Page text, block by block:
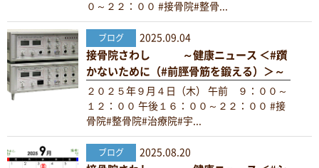
０～２２：００ #接骨院#整骨...
ブログ 2025.09.04
接骨院さわし ～健康ニュース ＜#躓
かないために（#前脛骨筋を鍛える）＞～
２０２５年９月４日（木） 午前 ９：００～
１２：００ 午後１６：００～２２：００ #接
骨院#整骨院#治療院#宇...
ブログ 2025.08.20